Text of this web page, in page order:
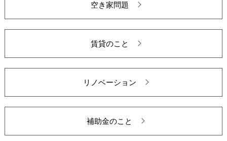
空き家問題
賃貸のこと
リノベーション
補助金のこと